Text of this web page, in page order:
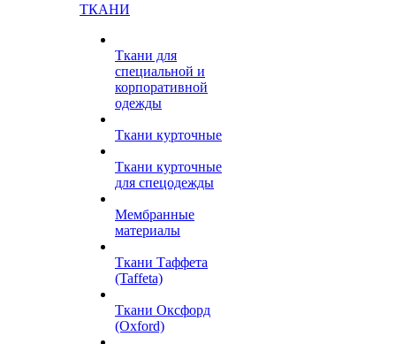
ТКАНИ
Ткани для
специальной и
корпоративной
одежды
Ткани курточные
Ткани курточные
для спецодежды
Мембранные
материалы
Ткани Таффета
(Taffeta)
Ткани Оксфорд
(Oxford)